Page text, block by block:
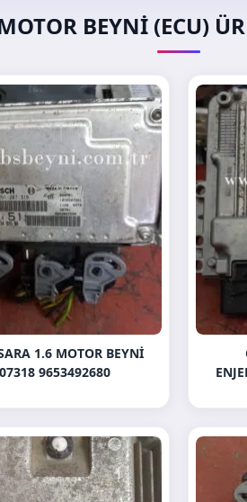
BEYNI (ECU)
1.6 MOTOR BEYNI
9653492680